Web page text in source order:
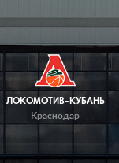
ЛОКОМОТИВ-КУБАНЬ
Краснодар